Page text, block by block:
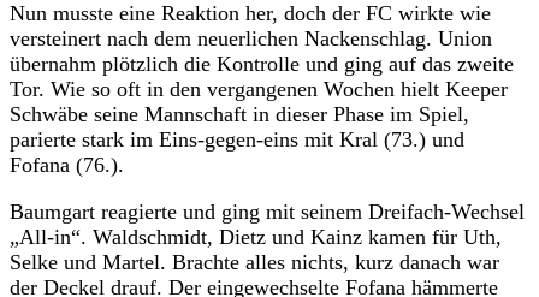
Nun musste eine Reaktion her, doch der FC wirkte wie
versteinert nach dem neuerlichen Nackenschlag. Union
übernahm plötzlich die Kontrolle und ging auf das zweite
Tor. Wie so oft in den vergangenen Wochen hielt Keeper
Schwäbe seine Mannschaft in dieser Phase im Spiel,
parierte stark im Eins-gegen-eins mit Kral (73.) und
Fofana (76.).
Baumgart reagierte und ging mit seinem Dreifach-Wechsel
„All-in“. Waldschmidt, Dietz und Kainz kamen für Uth,
Selke und Martel. Brachte alles nichts, kurz danach war
der Deckel drauf. Der eingewechselte Fofana hämmerte